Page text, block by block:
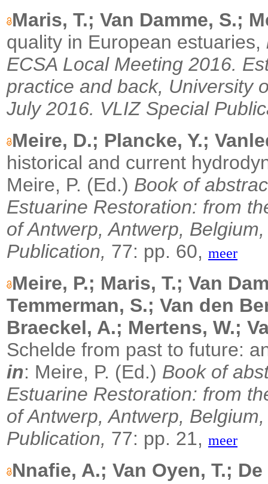
Maris, T.; Van Damme, S.;
quality in European estuaries,
ECSA Local Meeting 2016.
practice and back, University
July 2016. VLIZ Special
Meire, D.; Plancke, Y.;
historical and current
Meire, P. (Ed.) Book of
Estuarine Restoration: from
of Antwerp, Antwerp,
Publication, 77: pp. 60, meer
Meire, P.; Maris, T.; Van
Temmerman, S.; Van den
Braeckel, A.; Mertens, W.;
Schelde from past to future:
in: Meire, P. (Ed.) Book of
Estuarine Restoration: from
of Antwerp, Antwerp,
Publication, 77: pp. 21, meer
Nnafie, A.; Van Oyen, T.;